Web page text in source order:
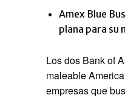
Amex Blue
plana para su
Los dos Bank of
maleable
empresas que